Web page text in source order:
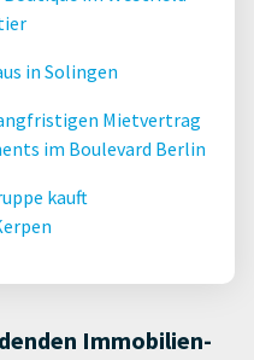
in Solingen
Mietvertrag
im Boulevard Berlin
kauft
Immobilien-